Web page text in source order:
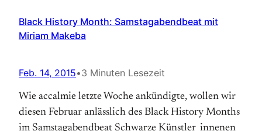
Black History Month: Samstagabendbeat mit
Miriam Makeba
Feb. 14, 2015•3 Minuten Lesezeit
Wie accalmie letzte Woche ankündigte, wollen wir
diesen Februar anlässlich des Black History Months
im Samstagabendbeat Schwarze Künstler_innenen